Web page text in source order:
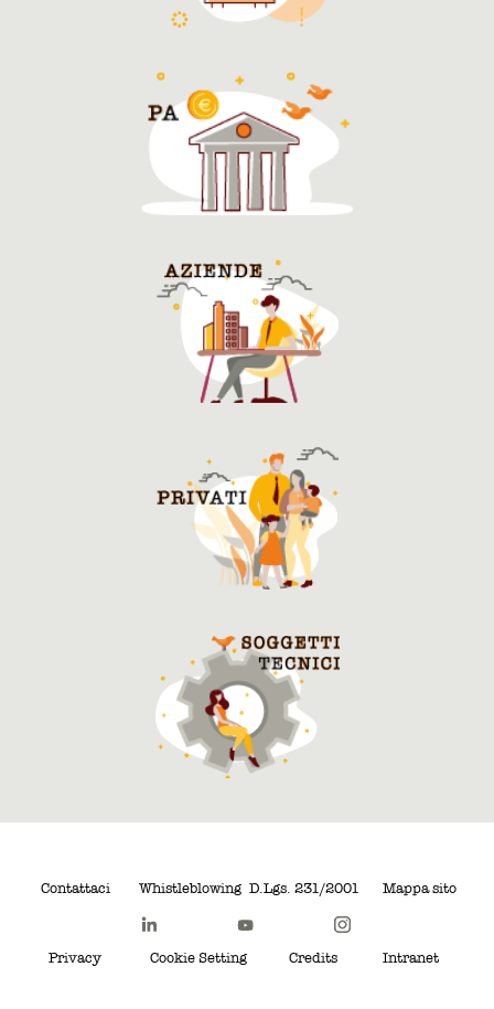
Contattaci Whistleblowing D.Lgs. 231/2001 Mappa sito
Privacy Cookie Setting Credits Intranet